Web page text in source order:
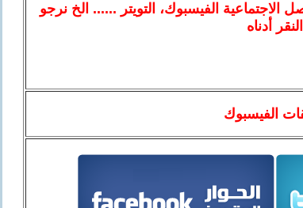
الاجتماعية الفيسبوك، التويتر ...... الخ نرجو
النقر أدناه
الفيسبوك